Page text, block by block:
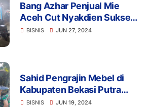
Bang Azhar Penjual Mie
Aceh Cut Nyakdien Sukses
Selama 18 Tahun di
BISNIS JUN 27, 2024
Sahid Pengrajin Mebel di
Kabupaten Bekasi Putra
Sampang Madura
BISNIS JUN 19, 2024